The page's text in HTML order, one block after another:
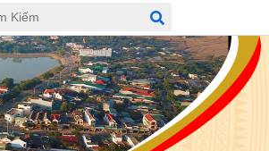
THÔNG BÁO DỰ KIẾN LỊCH CÔNG
TÁC CỦA THƯỜNG TRỰC HĐND
XÃ VÀ LÃNH ĐẠO UBND XÃ
TUẦN THỨ 30 (từ ngày
27/7/2026 đến ngày
02/8/2026)
(27/07/2026)